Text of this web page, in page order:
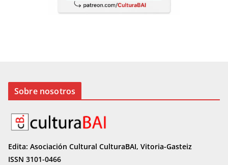
Sobre nosotros
Edita: Asociación Cultural CulturaBAI, Vitoria-Gasteiz
ISSN 3101-0466